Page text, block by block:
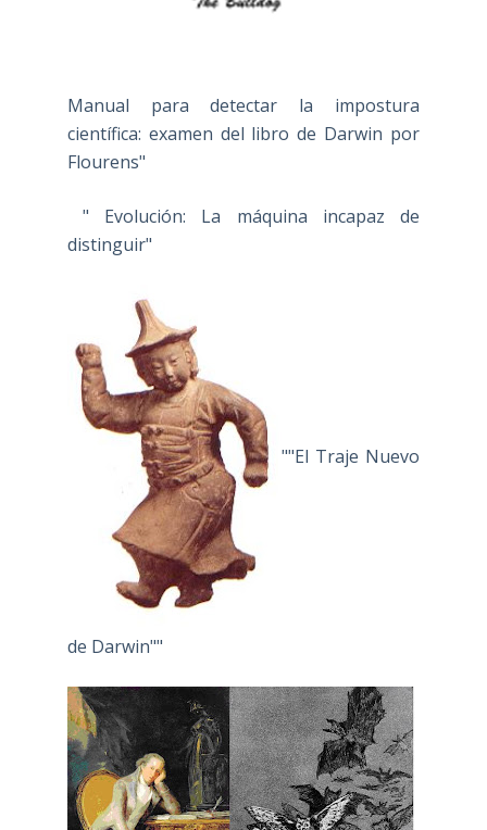
Manual para detectar la impostura
científica: examen del libro de Darwin por
Flourens"
" Evolución: La máquina incapaz de
distinguir"
""El Traje Nuevo
de Darwin""